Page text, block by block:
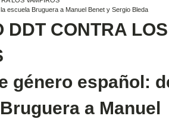
escuela Bruguera a Manuel Benet y Sergio Bleda
DDT CONTRA LOS
género español:
a Manuel